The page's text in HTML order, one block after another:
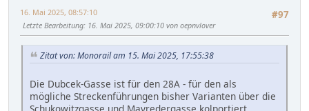
#97
16. Mai 2025, 08:57:10
Letzte Bearbeitung: 16. Mai 2025, 09:00:10 von oepnvlover
Zitat von: Monorail am 15. Mai 2025, 17:55:38
Die Dubcek-Gasse ist für den 28A - für den als
mögliche Streckenführungen bisher Varianten über die